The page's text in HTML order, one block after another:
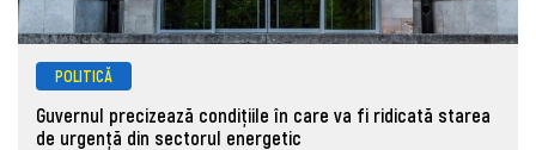
POLITICĂ
Guvernul precizează condițiile în care va fi ridicată starea
de urgență din sectorul energetic